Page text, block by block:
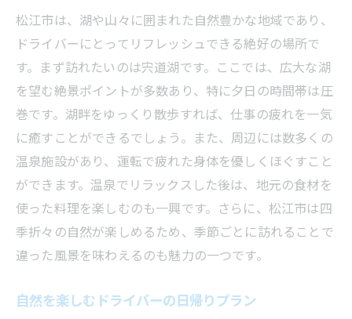
松江市は、湖や山々に囲まれた自然豊かな地域であり、
ドライバーにとってリフレッシュできる絶好の場所で
す。まず訪れたいのは宍道湖です。ここでは、広大な湖
を望む絶景ポイントが多数あり、特に夕日の時間帯は圧
巻です。湖畔をゆっくり散歩すれば、仕事の疲れを一気
に癒すことができるでしょう。また、周辺には数多くの
温泉施設があり、運転で疲れた身体を優しくほぐすこと
ができます。温泉でリラックスした後は、地元の食材を
使った料理を楽しむのも一興です。さらに、松江市は四
季折々の自然が楽しめるため、季節ごとに訪れることで
違った風景を味わえるのも魅力の一つです。
自然を楽しむドライバーの日帰りプラン